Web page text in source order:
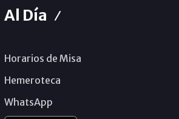
Al Día
Horarios de Misa
Hemeroteca
WhatsApp